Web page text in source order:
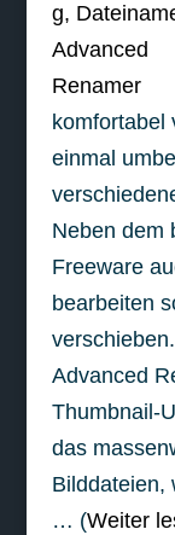
komfortabel
einmal
Neben dem
Freeware
bearbeiten
Advanced
Thumbnail-
das
Bilddateien,
… (Weiter